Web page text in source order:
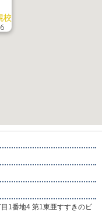
校
1番地4 第1東亜すすきのビ